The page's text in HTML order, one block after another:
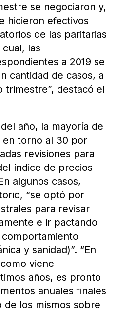
se negociaron y,
hicieron efectivos
de las paritarias
las
a 2019 se
cantidad de casos, a
trimestre”, destacó el
año, la mayoría de
en torno al 30 por
revisiones para
índice de precios
algunos casos,
“se optó por
para revisar
e ir pactando
y sanidad)”. “En
viene
años, es pronto
anuales finales
los mismos sobre